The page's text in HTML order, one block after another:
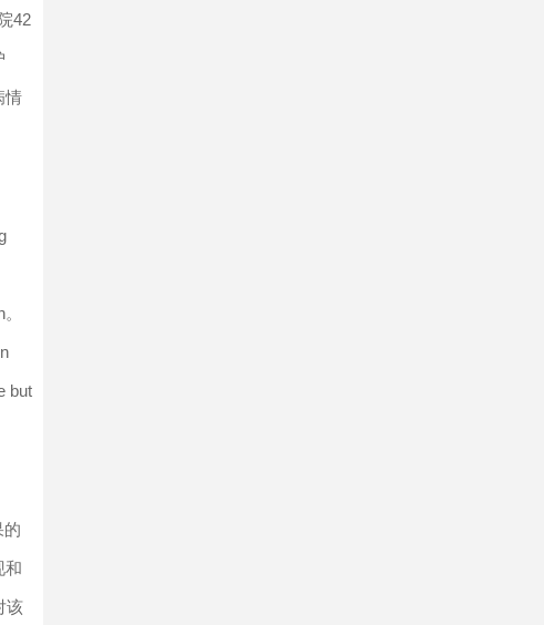
42
情
but
的
和
该